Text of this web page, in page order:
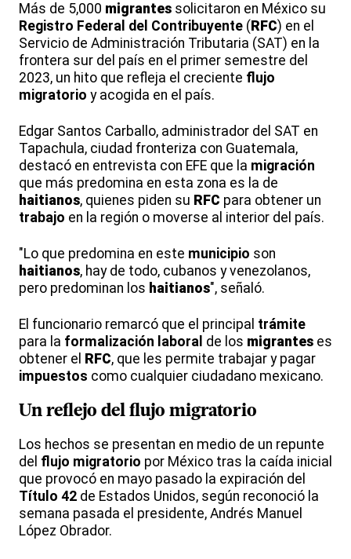
Más de 5,000 migrantes solicitaron en México su
Registro Federal del Contribuyente ( RFC) en el
Servicio de Administración Tributaria (SAT) en la
frontera sur del país en el primer semestre del
2023, un hito que refleja el creciente flujo
migratorio y acogida en el país.
Edgar Santos Carballo, administrador del SAT en
Tapachula, ciudad fronteriza con Guatemala,
destacó en entrevista con EFE que la migración
que más predomina en esta zona es la de
haitianos, quienes piden su RFC para obtener un
trabajo en la región o moverse al interior del país.
"Lo que predomina en este municipio son
haitianos, hay de todo, cubanos y venezolanos,
pero predominan los haitianos", señaló.
El funcionario remarcó que el principal trámite
para la formalización laboral de los migrantes es
obtener el RFC, que les permite trabajar y pagar
impuestos como cualquier ciudadano mexicano.
Un reflejo del flujo migratorio
Los hechos se presentan en medio de un repunte
del flujo migratorio por México tras la caída inicial
que provocó en mayo pasado la expiración del
Título 42 de Estados Unidos, según reconoció la
semana pasada el presidente, Andrés Manuel
López Obrador.